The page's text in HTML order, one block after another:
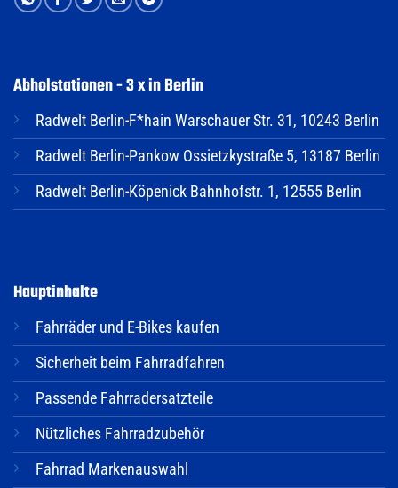
Abholstationen - 3 x in Berlin
Radwelt Berlin-F*hain Warschauer Str. 31, 10243 Berlin
Radwelt Berlin-Pankow Ossietzkystraße 5, 13187 Berlin
Radwelt Berlin-Köpenick Bahnhofstr. 1, 12555 Berlin
Hauptinhalte
Fahrräder und E-Bikes kaufen
Sicherheit beim Fahrradfahren
Passende Fahrradersatzteile
Nützliches Fahrradzubehör
Fahrrad Markenauswahl